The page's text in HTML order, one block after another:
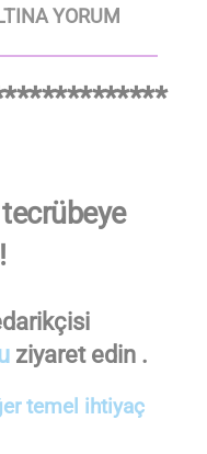
YORUM
ziyaret edin .
temel ihtiyaç